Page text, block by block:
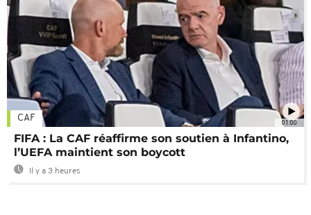
01:00
CAF
FIFA : La CAF réaffirme son soutien à Infantino,
l’UEFA maintient son boycott
Il y a 3 heures